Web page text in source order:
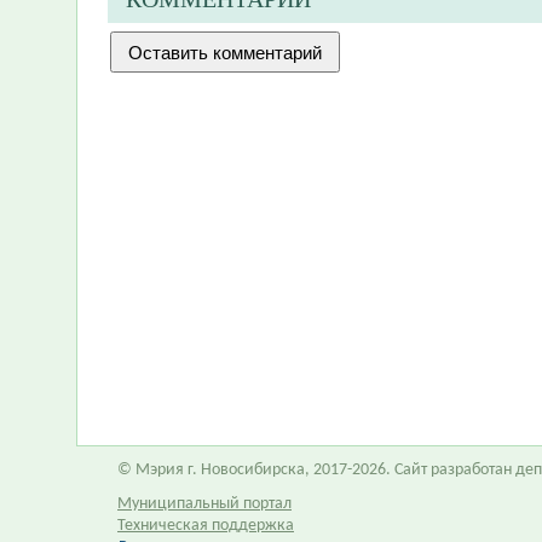
© Мэрия г. Новосибирска, 2017-2026. Сайт разработан
Муниципальный портал
Техническая поддержка